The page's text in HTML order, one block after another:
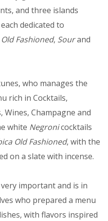
and three islands
dedicated to
Old Fashioned, Sourand
who manages the
rich in Cocktails,
Wines, Champagne and
white Negronicocktails
Old Fashioned, with the
on a slate with incense.
important and is in
who prepared a menu
with flavors inspired